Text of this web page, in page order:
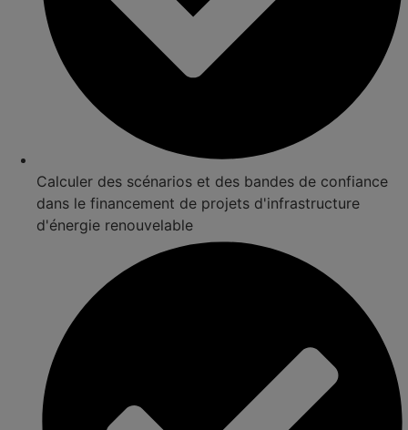
Calculer des scénarios et des bandes de confiance
dans le financement de projets d'infrastructure
d'énergie renouvelable